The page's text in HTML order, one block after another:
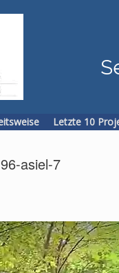
Letzte 10
asiel-7